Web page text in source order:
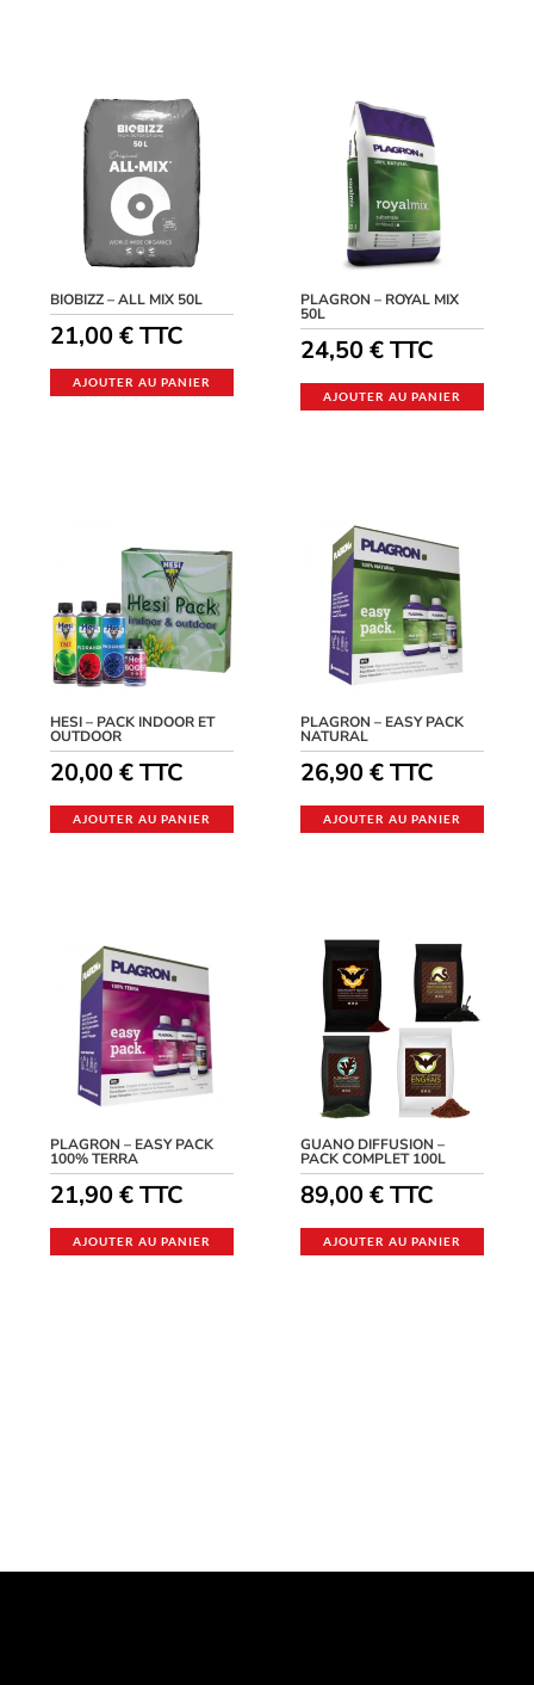
BIOBIZZ – ALL MIX 50L
21,00€ TTC
AJOUTER AU PANIER
PLAGRON – ROYAL MIX
50L
24,50€TTC
AJOUTER AU PANIER
HESI – PACK INDOOR ET
OUTDOOR
20,00€ TTC
AJOUTER AU PANIER
PLAGRON – EASY PACK
NATURAL
26,90€TTC
AJOUTER AU PANIER
PLAGRON – EASY PACK
100% TERRA
21,90€ TTC
AJOUTER AU PANIER
GUANO DIFFUSION –
PACK COMPLET 100L
89,00€TTC
AJOUTER AU PANIER